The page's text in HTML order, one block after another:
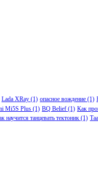
Lada XRay (1) опасное вождение (1)
Mi5S Plus (1) BQ Belief (1) Как
научится танцевать тектоник (1)